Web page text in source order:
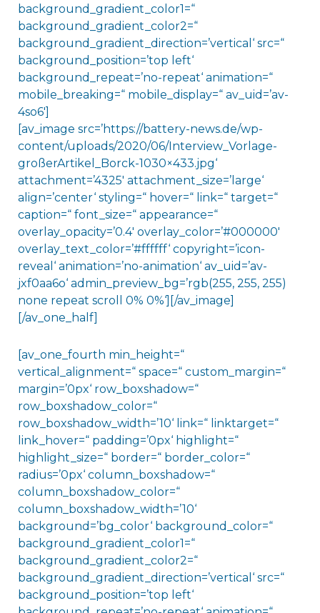
background_gradient_color1=“
background_gradient_color2=“
background_gradient_direction=’vertical‘ src=“
background_position=’top left‘
background_repeat=’no-repeat‘ animation=“
mobile_breaking=“ mobile_display=“ av_uid=’av-
4so6′]
[av_image src=’https://battery-news.de/wp-
content/uploads/2020/06/Interview_Vorlage-
großerArtikel_Borck-1030×433.jpg‘
attachment=’4325′ attachment_size=’large‘
align=’center‘ styling=“ hover=“ link=“ target=“
caption=“ font_size=“ appearance=“
overlay_opacity=’0.4′ overlay_color=’#000000′
overlay_text_color=’#ffffff‘ copyright=’icon-
reveal‘ animation=’no-animation‘ av_uid=’av-
jxf0aa6o‘ admin_preview_bg=’rgb(255, 255, 255)
none repeat scroll 0% 0%‘][/av_image]
[/av_one_half]
[av_one_fourth min_height=“
vertical_alignment=“ space=“ custom_margin=“
margin=’0px‘ row_boxshadow=“
row_boxshadow_color=“
row_boxshadow_width=’10‘ link=“ linktarget=“
link_hover=“ padding=’0px‘ highlight=“
highlight_size=“ border=“ border_color=“
radius=’0px‘ column_boxshadow=“
column_boxshadow_color=“
column_boxshadow_width=’10‘
background=’bg_color‘ background_color=“
background_gradient_color1=“
background_gradient_color2=“
background_gradient_direction=’vertical‘ src=“
background_position=’top left‘